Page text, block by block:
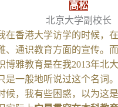
高松
北京大学副校长
在香港大学访学的时候，
、通识教育方面的宣传。
博雅教育是在我2013年北
是一般地听说过这个名词
候，我有些困惑，以为这